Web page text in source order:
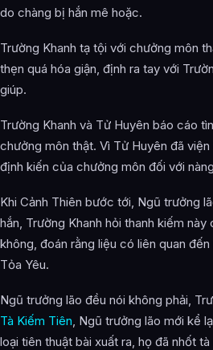
do chàng bị hắn mê hoặc.
Trường Khanh tạ tội với chưởng môn
thẹn quá hóa giận, định ra tay với
giúp.
Trường Khanh và Tử Huyên báo cáo
chưởng môn thật. Vì Tử Huyên đã
định kiến của chưởng môn đối với
Khi Cảnh Thiên bước tới, Ngũ trưởng
hắn, Trường Khanh hỏi thanh kiếm
không, đoán rằng liệu có liên quan
Tỏa Yêu.
Ngũ trưởng lão đều nói không phải,
Tà Kiếm Tiên , Ngũ trưởng lão mới kể
loại tiên thuật bài xuất ra, họ đã nhốt